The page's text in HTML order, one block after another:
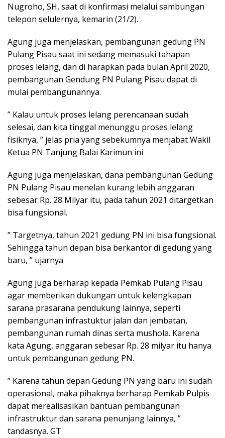
Nugroho, SH, saat di konfirmasi melalui sambungan
telepon selulernya, kemarin (21/2).
Agung juga menjelaskan, pembangunan gedung PN
Pulang Pisau saat ini sedang memasuki tahapan
proses lelang, dan di harapkan pada bulan April 2020,
pembangunan Gendung PN Pulang Pisau dapat di
mulai pembangunannya.
” Kalau untuk proses lelang perencanaan sudah
selesai, dan kita tinggal menunggu proses lelang
fisiknya, ” jelas pria yang sebekumnya menjabat Wakil
Ketua PN Tanjung Balai Karimun ini
Agung juga menjelaskan, dana pembangunan Gedung
PN Pulang Pisau menelan kurang lebih anggaran
sebesar Rp. 28 Milyar itu, pada tahun 2021 ditargetkan
bisa fungsional.
” Targetnya, tahun 2021 gedung PN ini bisa fungsional.
Sehingga tahun depan bisa berkantor di gedung yang
baru, ” ujarnya
Agung juga berharap kepada Pemkab Pulang Pisau
agar memberikan dukungan untuk kelengkapan
sarana prasarana pendukung lainnya, seperti
pembangunan infrastuktur jalan dan jembatan,
pembangunan rumah dinas serta mushola. Karena
kata Agung, anggaran sebesar Rp. 28 milyar itu hanya
untuk pembangunan gedung PN.
” Karena tahun depan Gedung PN yang baru ini sudah
operasional, maka pihaknya berharap Pemkab Pulpis
dapat merealisasikan bantuan pembangunan
infrastruktur dan sarana penunjang lainnya, ”
tandasnya. GT